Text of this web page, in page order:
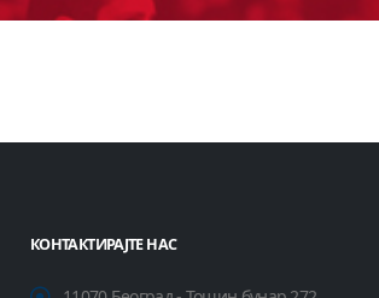
КОНТАКТИРАЈТЕ НАС